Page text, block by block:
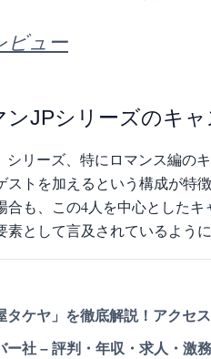
ビュー
ンJPシリーズのキ
シリーズ、特にロマンス編
トを加えるという構成が特
合も、この4人を中心とした
素として言及されているよう
タケヤ」を徹底解説！アクセ
ー社 – 評判・年収・求人・激